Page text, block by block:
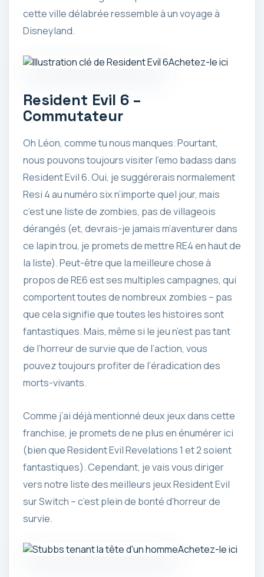
cette ville délabrée ressemble à un voyage à
Disneyland.
Achetez-le ici
Resident Evil 6 –
Commutateur
Oh Léon, comme tu nous manques. Pourtant,
nous pouvons toujours visiter l’emo badass dans
Resident Evil 6. Oui, je suggérerais normalement
Resi 4 au numéro six n’importe quel jour, mais
c’est une liste de zombies, pas de villageois
dérangés (et, devrais-je jamais m’aventurer dans
ce lapin trou, je promets de mettre RE4 en haut de
la liste). Peut-être que la meilleure chose à
propos de RE6 est ses multiples campagnes, qui
comportent toutes de nombreux zombies – pas
que cela signifie que toutes les histoires sont
fantastiques. Mais, même si le jeu n’est pas tant
de l’horreur de survie que de l’action, vous
pouvez toujours profiter de l’éradication des
morts-vivants.
Comme j’ai déjà mentionné deux jeux dans cette
franchise, je promets de ne plus en énumérer ici
(bien que Resident Evil Revelations 1 et 2 soient
fantastiques). Cependant, je vais vous diriger
vers notre liste des meilleurs jeux Resident Evil
sur Switch – c’est plein de bonté d’horreur de
survie.
Achetez-le ici